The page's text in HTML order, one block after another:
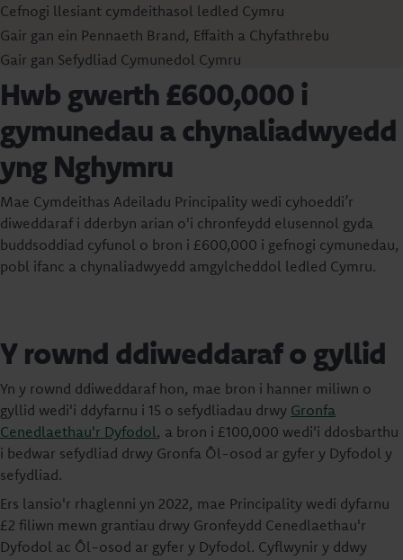
Cefnogi llesiant cymdeithasol ledled Cymru
Gair gan ein Pennaeth Brand, Effaith a Chyfathrebu
Gair gan Sefydliad Cymunedol Cymru
Hwb gwerth £600,000 i
gymunedau a chynaliadwyedd
yng Nghymru
Mae Cymdeithas Adeiladu Principality wedi cyhoeddi’r
diweddaraf i dderbyn arian o'i chronfeydd elusennol gyda
buddsoddiad cyfunol o bron i £600,000 i gefnogi cymunedau,
pobl ifanc a chynaliadwyedd amgylcheddol ledled Cymru.
Y rownd ddiweddaraf o gyllid
Yn y rownd ddiweddaraf hon, mae bron i hanner miliwn o
gyllid wedi'i ddyfarnu i 15 o sefydliadau drwy Gronfa
Cenedlaethau'r Dyfodol, a bron i £100,000 wedi'i ddosbarthu
i bedwar sefydliad drwy Gronfa Ôl-osod ar gyfer y Dyfodol y
sefydliad.
Ers lansio'r rhaglenni yn 2022, mae Principality wedi dyfarnu
£2 filiwn mewn grantiau drwy Gronfeydd Cenedlaethau'r
Dyfodol ac Ôl-osod ar gyfer y Dyfodol. Cyflwynir y ddwy